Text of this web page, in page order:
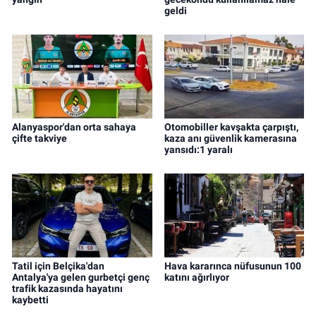
geldi
Alanyaspor'dan orta sahaya
çifte takviye
Otomobiller kavşakta çarpıştı,
kaza anı güvenlik kamerasına
yansıdı:1 yaralı
Tatil için Belçika'dan
Antalya'ya gelen gurbetçi genç
trafik kazasında hayatını
kaybetti
Hava kararınca nüfusunun 100
katını ağırlıyor